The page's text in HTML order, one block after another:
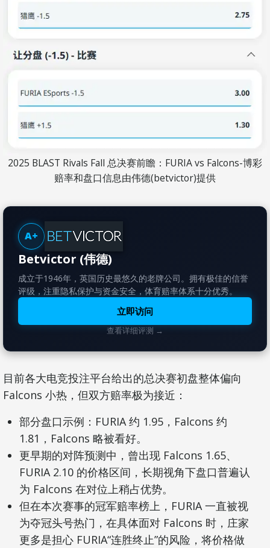
2025 BLAST Rivals Fall 总决赛前瞻：FURIA vs Falcons-博彩
赔率和盘口信息由伟德(betvictor)提供
A+
Betvictor (伟德)
成立于1946年，英国历史最悠久的老牌公司。拥有极佳的信誉
评级，注重隐私保护与资金安全，体育赔率体系十分优秀。
立即访问
查看详细评测 →
目前各大电竞投注平台给出的总决赛初盘整体偏向
Falcons 小热，但双方赔率极为接近：
部分盘口示例：FURIA 约 1.95，Falcons 约
1.81，Falcons 略被看好。
更早期的对阵预测中，曾出现 Falcons 1.65、
FURIA 2.10 的价格区间，长期视角下盘口普遍认
为 Falcons 在对位上稍占优势。
但在本次赛事的冠军赔率榜上，FURIA 一直被视
为夺冠头号热门，在具体面对 Falcons 时，庄家
更多是担心 FURIA“连胜终止”的风险，将价格做